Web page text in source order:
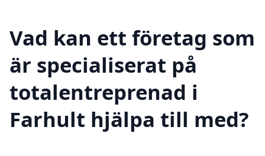
Vad kan ett företag som
är specialiserat på
totalentreprenad i
Farhult hjälpa till med?